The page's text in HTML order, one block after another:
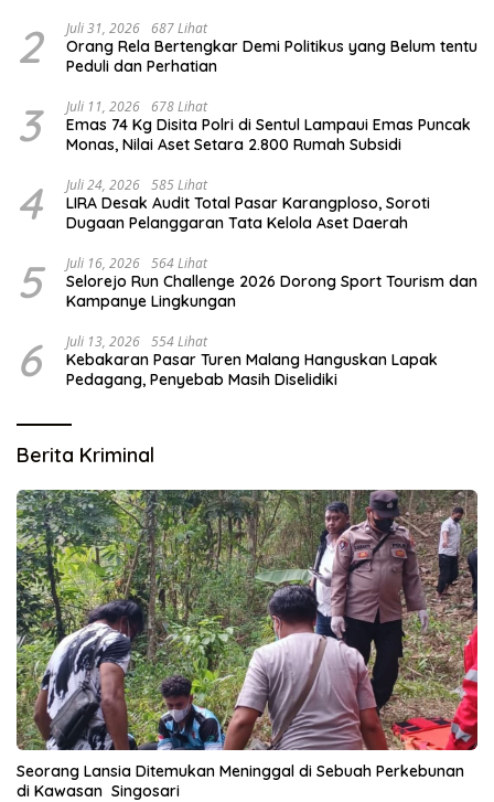
2 Juli 31, 2026 687 Lihat
Orang Rela Bertengkar Demi Politikus yang Belum tentu
Peduli dan Perhatian
3 Juli 11, 2026 678 Lihat
Emas 74 Kg Disita Polri di Sentul Lampaui Emas Puncak
Monas, Nilai Aset Setara 2.800 Rumah Subsidi
4 Juli 24, 2026 585 Lihat
LIRA Desak Audit Total Pasar Karangploso, Soroti
Dugaan Pelanggaran Tata Kelola Aset Daerah
5 Juli 16, 2026 564 Lihat
Selorejo Run Challenge 2026 Dorong Sport Tourism dan
Kampanye Lingkungan
6 Juli 13, 2026 554 Lihat
Kebakaran Pasar Turen Malang Hanguskan Lapak
Pedagang, Penyebab Masih Diselidiki
Berita Kriminal
Seorang Lansia Ditemukan Meninggal di Sebuah Perkebunan
di Kawasan Singosari